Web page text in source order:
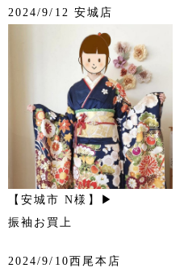
2024/9/12 安城店
【安城市 N様】▶
振袖お買上
2024/9/10西尾本店